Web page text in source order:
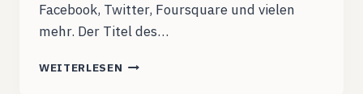
Facebook, Twitter, Foursquare und vielen
mehr. Der Titel des…
WEITERLESEN SELBSTVERMESSUNG